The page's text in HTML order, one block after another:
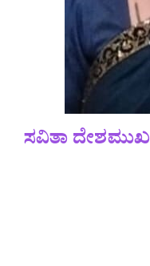
ಸವಿತಾ ದೇಶಮುಖ